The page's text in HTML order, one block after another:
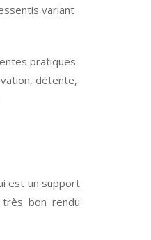
variant
pratiques
détente,
est un support
bon rendu